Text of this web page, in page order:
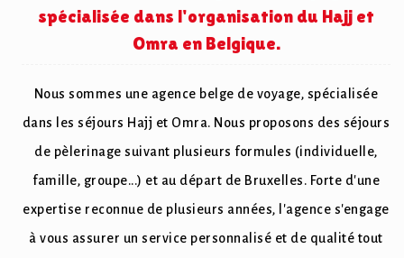
spécialisée dans l'organisation du Hajj et
Omra en Belgique.
Nous sommes une agence belge de voyage, spécialisée
dans les séjours Hajj et Omra. Nous proposons des séjours
de pèlerinage suivant plusieurs formules (individuelle,
famille, groupe...) et au départ de Bruxelles. Forte d'une
expertise reconnue de plusieurs années, l'agence s'engage
à vous assurer un service personnalisé et de qualité tout